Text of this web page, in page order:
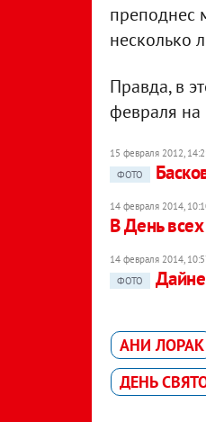
преподнес
несколько
Правда, в
февраля на
15 февраля 2012,
ФОТО
14 февраля 2014,
В День
14 февраля 2014,
ФОТО
АНИ ЛОРАК
ДЕНЬ